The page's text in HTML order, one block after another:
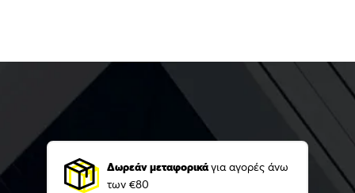
Δωρεάν μεταφορικάγια αγορές άνω
των €80